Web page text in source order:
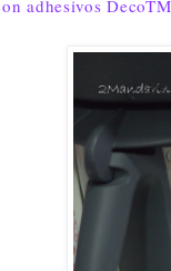
adhesivos